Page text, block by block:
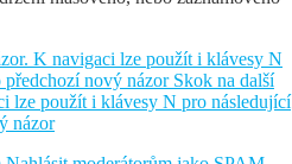
K navigaci lze použít i klávesy N
předchozí nový názor Skok na další
lze použít i klávesy N pro následující
názor